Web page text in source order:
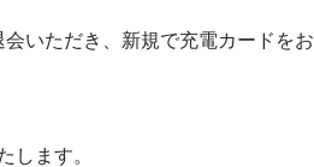
いただき、新規で充電カードをお
します。